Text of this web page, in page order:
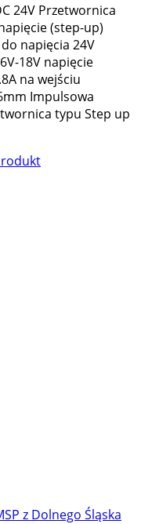
24V Przetwornica
(step-up)
napięcia 24V
18V napięcie
na wejściu
Impulsowa
typu Step up
z Dolnego Śląska